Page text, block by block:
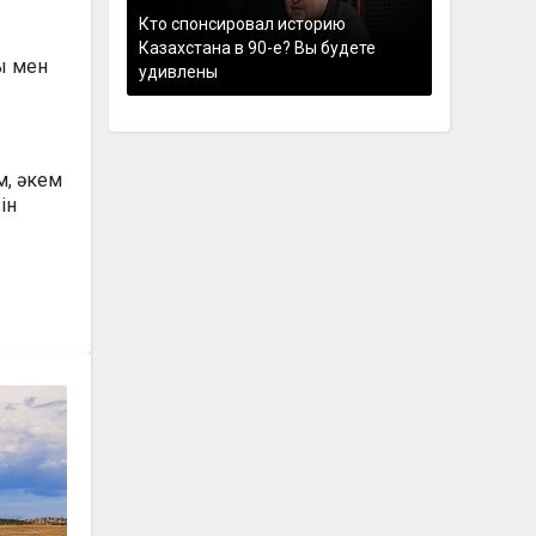
мен
әкем
Кто спонсировал историю
Казахстана в 90-е? Вы будете
удивлены